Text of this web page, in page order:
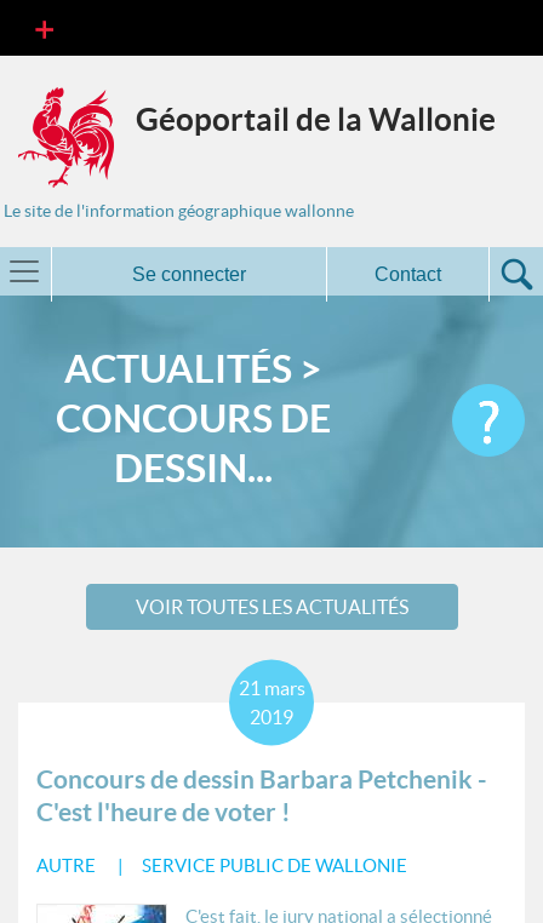
Géoportail de la Wallonie
Le site de l'information géographique wallonne
Se connecter Contact
ACTUALITÉS >
CONCOURS DE
DESSIN...
VOIR TOUTES LES ACTUALITÉS
Concours de dessin Barbara Petchenik -
C'est l'heure de voter !
AUTRE SERVICE PUBLIC DE WALLONIE
21 mars
2019
C'est fait. le jury national a sélectionné